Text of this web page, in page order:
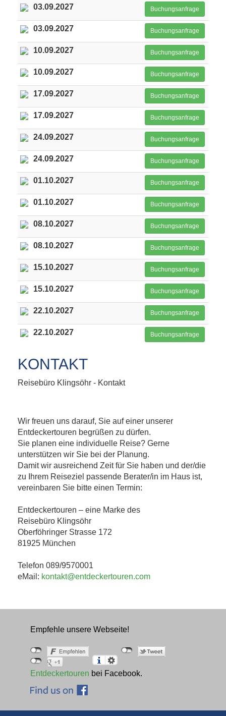
03.09.2027 Buchungsanfrage
03.09.2027 Buchungsanfrage
10.09.2027 Buchungsanfrage
10.09.2027 Buchungsanfrage
17.09.2027 Buchungsanfrage
17.09.2027 Buchungsanfrage
24.09.2027 Buchungsanfrage
24.09.2027 Buchungsanfrage
01.10.2027 Buchungsanfrage
01.10.2027 Buchungsanfrage
08.10.2027 Buchungsanfrage
08.10.2027 Buchungsanfrage
15.10.2027 Buchungsanfrage
15.10.2027 Buchungsanfrage
22.10.2027 Buchungsanfrage
22.10.2027 Buchungsanfrage
KONTAKT
Reisebüro Klingsöhr - Kontakt
Wir freuen uns darauf, Sie auf einer unserer
Entdeckertouren begrüßen zu dürfen.
Sie planen eine individuelle Reise? Gerne
unterstützen wir Sie bei der Planung.
Damit wir ausreichend Zeit für Sie haben und der/die
zu Ihrem Reiseziel passende Berater/in im Haus ist,
vereinbaren Sie bitte einen Termin:
Entdeckertouren – eine Marke des
Reisebüro Klingsöhr
Oberföhringer Strasse 172
81925 München
Telefon 089/9570001
eMail: kontakt@entdeckertouren.com
Empfehle unsere Webseite!
Entdeckertouren bei Facebook.